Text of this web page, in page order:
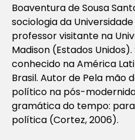
Boaventura de Sousa
sociologia da
professor visitante na
Madison (Estados
conhecido na América
Brasil. Autor de Pela mão
político na pós-
gramática do tempo:
política (Cortez, 2006).